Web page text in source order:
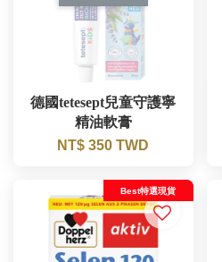
德國tetesept兒童守護寧
精油軟膏
NT$ 350 TWD
Best特選現貨